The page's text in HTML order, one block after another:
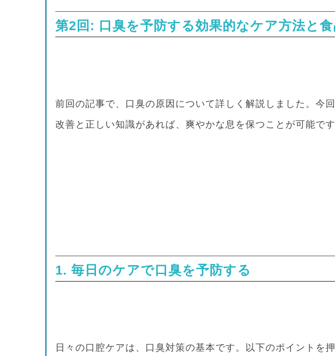
第2回: 口臭を予防する効果的なケア方法と
前回の記事で、口臭の原因について詳しく解説しました。今
改善と正しい知識があれば、爽やかな息を保つことが可能です
1. 毎日のケアで口臭を予防する
日々の口腔ケアは、口臭対策の基本です。以下のポイントを